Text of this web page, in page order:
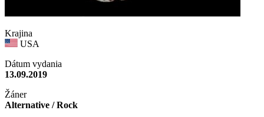
Krajina
USA
Dátum vydania
13.09.2019
Žáner
Alternative / Rock